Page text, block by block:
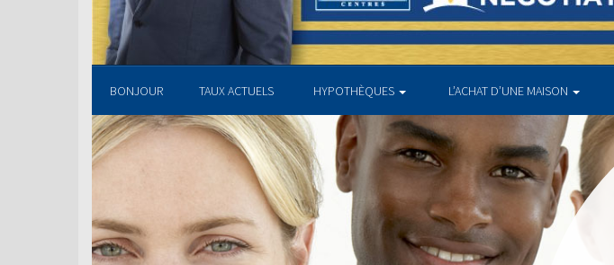
BONJOUR TAUX ACTUELS HYPOTHÈQUES L’ACHAT D’UNE MAISON